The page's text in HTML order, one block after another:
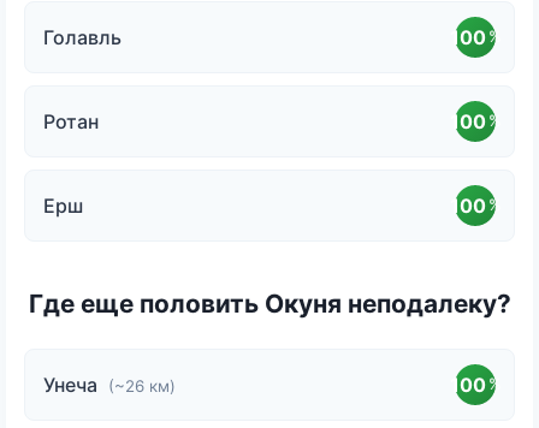
Голавль 100 %
Ротан 100 %
Ерш 100 %
Где еще половить Окуня неподалеку?
Унеча (~26 км) 100 %